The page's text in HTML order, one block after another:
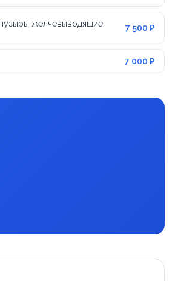
желчевыводящие
7 500 ₽
7 000 ₽